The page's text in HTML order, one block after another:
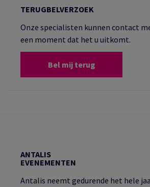
TERUGBELVERZOEK
Onze specialisten kunnen contact
een moment dat het u uitkomt.
Bel mij terug
ANTALIS
EVENEMENTEN
Antalis neemt gedurende het hele